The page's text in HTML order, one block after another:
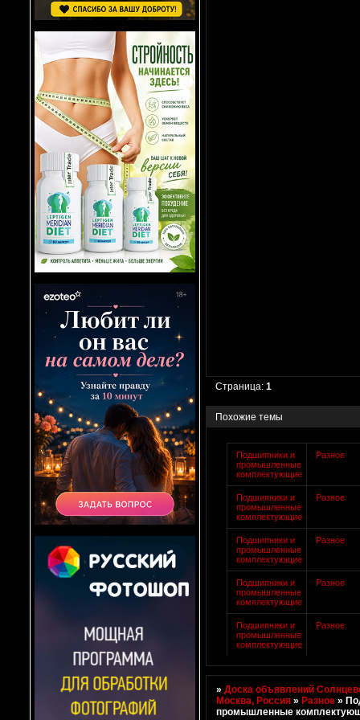
Страница:1
Похожие темы
Подшипники и
промышленные
комплектующие
Разное
Подшипники и
промышленные
комплектующие
Разное
Подшипники и
промышленные
комплектующие
Разное
Подшипники и
промышленные
комплектующие
Разное
Подшипники и
промышленные
комплектующие
Разное
»Доска объявлений
Москва, Россия »Разное »
промышленные